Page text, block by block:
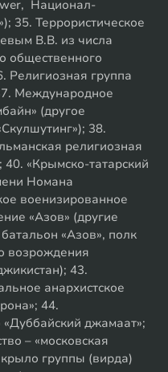
Национал-
35. Террористическое
В.В. из числа
общественного
Религиозная группа
Международное
(другое
38.
религиозная
«Крымско-татарский
Номана
военизированное
«Азов» (другие
«Азов», полк
возрождения
43.
анархистское
44.
джамаат»;
– «московская
группы (вирда)